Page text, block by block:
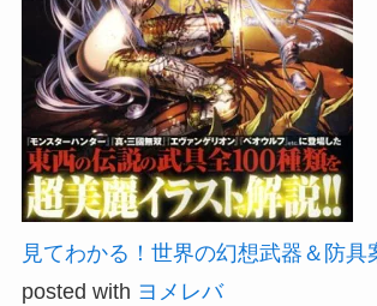
見てわかる！世界の幻想武器＆防具
posted with ヨメレバ